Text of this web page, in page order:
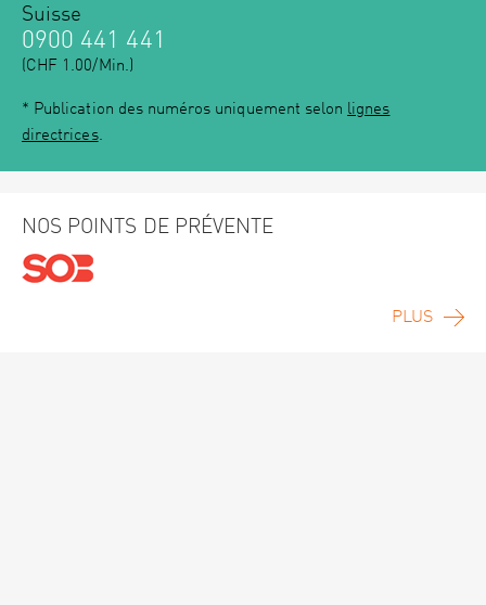
Suisse
0900 441 441
(CHF 1.00/Min.)
* Publication des numéros uniquement selon lignes
directrices.
NOS POINTS DE PRÉVENTE
PLUS